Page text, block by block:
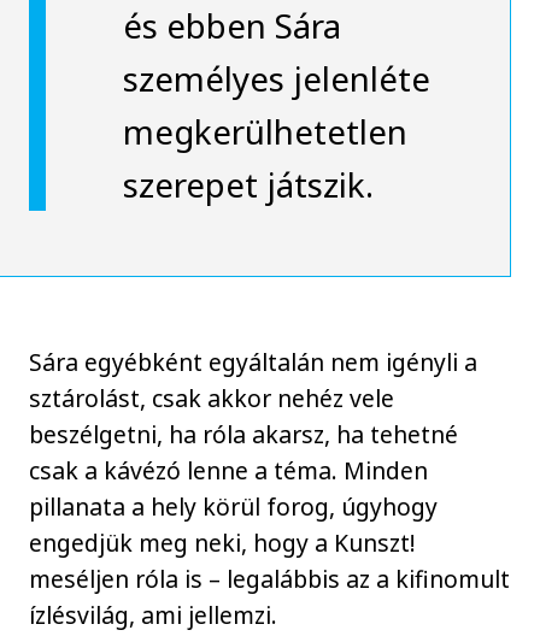
és ebben Sára
személyes jelenléte
megkerülhetetlen
szerepet játszik.
Sára egyébként egyáltalán nem igényli a
sztárolást, csak akkor nehéz vele
beszélgetni, ha róla akarsz, ha tehetné
csak a kávézó lenne a téma. Minden
pillanata a hely körül forog, úgyhogy
engedjük meg neki, hogy a Kunszt!
meséljen róla is – legalábbis az a kifinomult
ízlésvilág, ami jellemzi.